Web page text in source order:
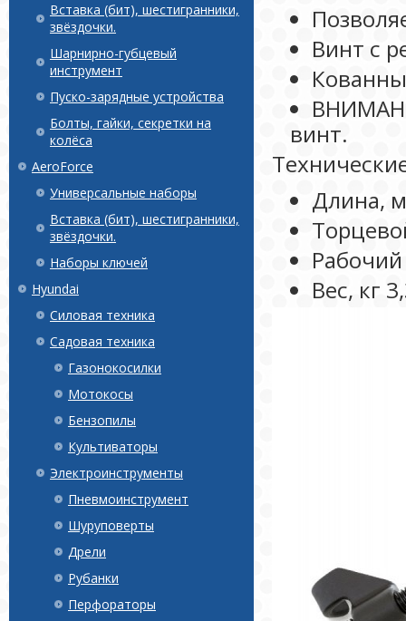
Вставка (бит), шестигранники,
звёздочки.
Шарнирно-губцевый
инструмент
Пуско-зарядные устройства
Болты, гайки, секретки на
колёса
AeroForce
Универсальные наборы
Вставка (бит), шестигранники,
звёздочки.
Наборы ключей
Hyundai
Силовая техника
Садовая техника
Газонокосилки
Мотокосы
Бензопилы
Культиваторы
Электроинструменты
Пневмоинструмент
Шуруповерты
Дрели
Рубанки
Перфораторы
Винт с
винт.
Длина,
Вес, кг